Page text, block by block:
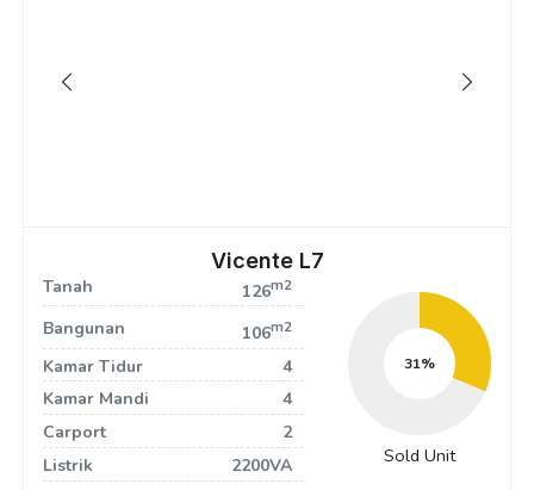
Vicente L7
Tanah 126m2
Bangunan 106m2
Kamar Tidur
4
Kamar Mandi
4
Carport
2
Listrik
2200VA
33
Sold Unit